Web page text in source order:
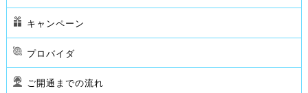
キャンペーン
プロバイダ
ご開通までの流れ